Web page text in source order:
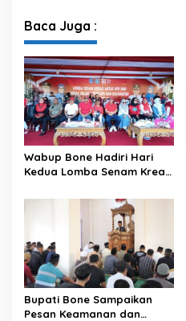
Baca Juga :
Wabup Bone Hadiri Hari
Kedua Lomba Senam Kreasi
Bupati Bone Sampaikan
Pesan Keamanan dan